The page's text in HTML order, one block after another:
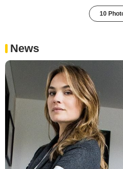
10
News